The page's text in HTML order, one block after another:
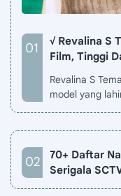
√ Revalina S
Film, Tinggi
Revalina S Temat merupakan seorang
model yang
70+ Daftar
Serigala